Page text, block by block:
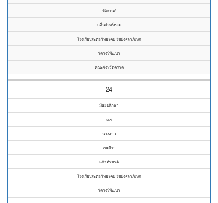
รัติกานต์
กลิ่นจันทร์หอม
โรงเรียนสะตอวิทยาคม รัชมังคลาภิเษก
วัดวงษ์พัฒนา
คณะจังหวัดตราด
24
มัธยมศึกษา
ม.๕
นางสาว
เขมจิรา
แก้วคำชาติ
โรงเรียนสะตอวิทยาคม รัชมังคลาภิเษก
วัดวงษ์พัฒนา